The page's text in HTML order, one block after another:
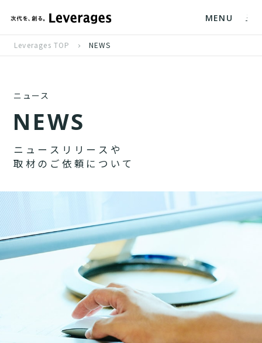
MENU
Leverages TOP NEWS
ニュース
NEWS
ニ ュ ー ス リ リ ー ス や
取 材 の ご 依 頼 に つ い て